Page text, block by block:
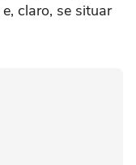
claro, se situar